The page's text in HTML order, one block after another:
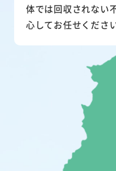
体では回収されない
心してお任せください